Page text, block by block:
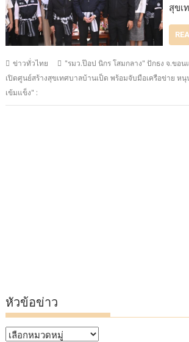
สุขเ
ข่าวทั่วไทย
"รมว.ป๊อป นิกร โสมกลาง" ปักธง จ.ขอ
เปิดศูนย์สร้างสุขเทศบาลบ้านเป็ด พร้อมจับมือเครือข่าย ห
เข้มแข็ง" :
หัวข้อข่าว
หัวข้อ